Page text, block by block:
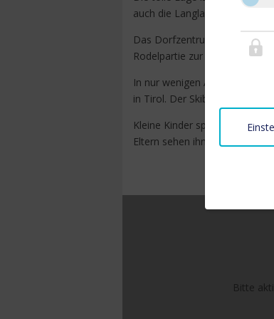
auch die Langlaufloipe.
Das Dorfzentrum mit dem
Rodelpartie zur Rinner Alm
In nur wenigen Autominuten
in Tirol. Der Skibus
Kleine Kinder spielen gern in
Eltern sehen ihnen entspannt
Bitte